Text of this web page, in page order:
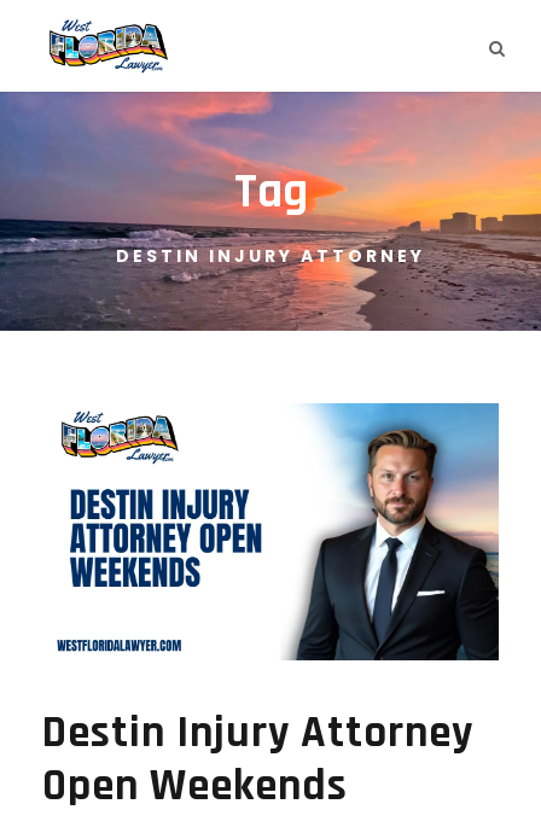
Tag
DESTIN INJURY ATTORNEY
Destin Injury Attorney
Open Weekends